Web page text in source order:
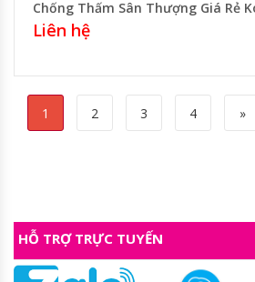
Chống Thấm Sân Thượng Giá Rẻ
Liên hệ
1 2 3 4 »
HỖ TRỢ TRỰC TUYẾN